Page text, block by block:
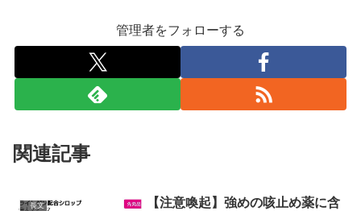
管理者をフォローする
関連記事
長文
【注意喚起】強めの咳止め薬に含